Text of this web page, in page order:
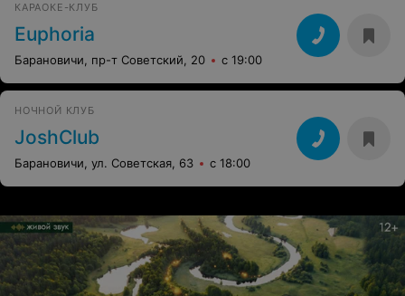
КАРАОКЕ-КЛУБ
Euphoria
Барановичи, пр-т Советский, 20 с 19:00
НОЧНОЙ КЛУБ
JoshClub
Барановичи, ул. Советская, 63 с 18:00